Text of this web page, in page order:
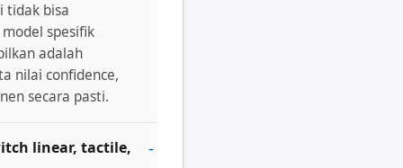
tidak bisa
spesifik
adalah
nilai confidence,
secara pasti.
linear, tactile,